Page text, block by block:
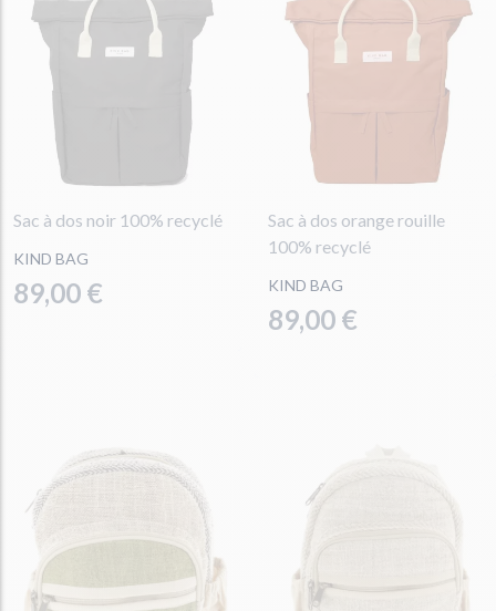
Sac à dos noir 100% recyclé
KIND BAG
89,00 €
Sac à dos orange rouille
100% recyclé
KIND BAG
89,00 €